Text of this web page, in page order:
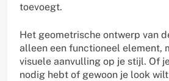
toevoegt.
Het geometrische ontwerp van
alleen een functioneel element,
visuele aanvulling op je stijl. Of
nodig hebt of gewoon je look